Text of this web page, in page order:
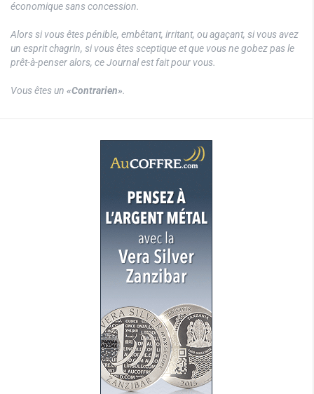
économique sans concession.
Alors si vous êtes pénible, embêtant, irritant, ou agaçant, si vous avez
un esprit chagrin, si vous êtes sceptique et que vous ne gobez pas le
prêt-à-penser alors, ce Journal est fait pour vous.
Vous êtes un «Contrarien».